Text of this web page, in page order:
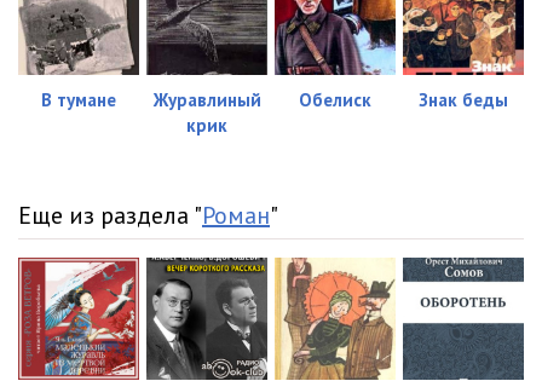
20 Третья ракета 17:36
21 Третья ракета 15:03
22 Третья ракета 10:34
В тумане
Журавлиный
крик
Обелиск Знак беды
Еще из раздела "Роман"